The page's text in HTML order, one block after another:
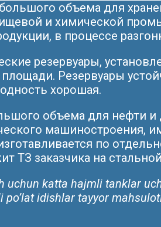
объема для
и химической
в процессе
резервуары,
Резервуары
хорошая.
объема для нефти и
машиностроения,
по
ТЗ заказчика на
uchun katta hajmli tanklar
po’lat idishlar tayyor